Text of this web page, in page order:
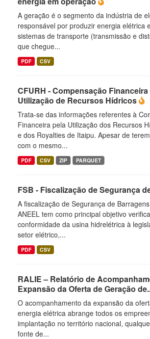
A geração é o segmento da indústria de
responsável por produzir energia elétrica
sistemas de transporte (transmissão e
que chegue...
PDF CSV
CFURH - Compensação
Utilização de Recursos Hídricos
Trata-se das informações referentes à
Financeira pela Utilização dos Recursos
e dos Royalties de Itaipu. Apesar de
com o mesmo...
PDF CSV ZIP PARQUET
FSB - Fiscalização de Segurança
A fiscalização de Segurança de
ANEEL tem como principal objetivo
conformidade da usina hidrelétrica à
setor elétrico,...
PDF CSV
RALIE – Relatório de
Expansão da Oferta de Geração
O acompanhamento da expansão da
energia elétrica abrange todos os
implantação no território nacional,
fonte de...